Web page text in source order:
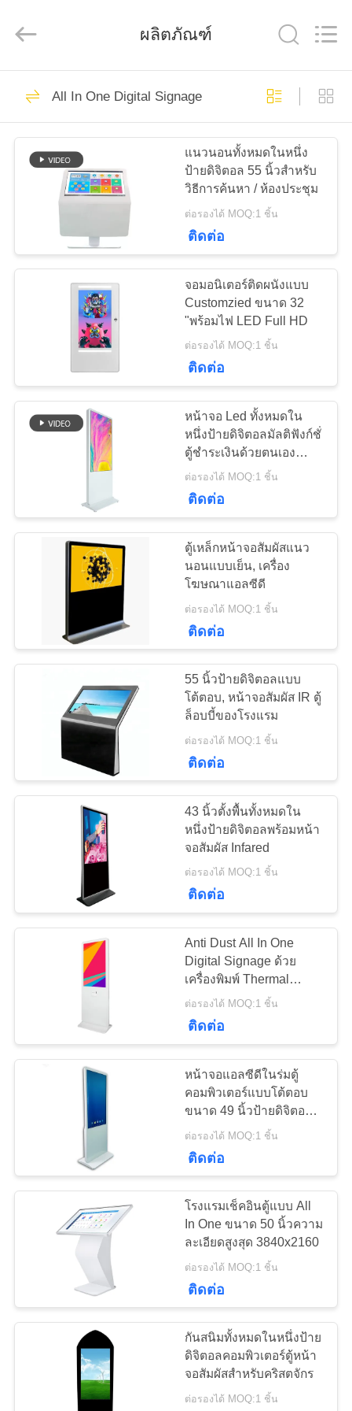
บ้าน
สินค้า
โรงงาน
ควบคุม
ติดต่อ
ราคา
PRIVACY
Display
Technology
Rights
All In One Digital
Signage
ป้ายดิจิตอลในร่ม
65
ป้ายดิจิตอลกลางแจ้ง
74
ป้ายดิจิตอลยืนฟรี
ป้ายดิจิตอลแบบติด
ผนัง
ตู้หน้าจอสัมผัส LCD
20
หน้าจอ LCD โปร่งใส
41
ผนังวิดีโอแอลซีดี
ผลิตภัณฑ์
All In One Digital Signage
แนวนอนทั้งหมดในหนึ่ง
ป้ายดิจิตอล 55 นิ้วสำหรับ
วิธีการค้นหา / ห้องประชุม
ต่อรองได้ MOQ:1 ชิ้น
ติดต่อ
จอมอนิเตอร์ติดผนังแบบ
Customzied ขนาด 32
"พร้อมไฟ LED Full HD
ต่อรองได้ MOQ:1 ชิ้น
ติดต่อ
หน้าจอ Led ทั้งหมดใน
หนึ่งป้ายดิจิตอลมัลติฟังก์ชั่
ตู้ชำระเงินด้วยตนเอง
บริการ
ต่อรองได้ MOQ:1 ชิ้น
ติดต่อ
ตู้เหล็กหน้าจอสัมผัสแนว
นอนแบบเย็น, เครื่อง
โฆษณาแอลซีดี
ต่อรองได้ MOQ:1 ชิ้น
ติดต่อ
55 นิ้วป้ายดิจิตอลแบบ
โต้ตอบ, หน้าจอสัมผัส IR ตู้
ล็อบบี้ของโรงแรม
ต่อรองได้ MOQ:1 ชิ้น
ติดต่อ
43 นิ้วตั้งพื้นทั้งหมดใน
หนึ่งป้ายดิจิตอลพร้อมหน้า
จอสัมผัส Infared
ต่อรองได้ MOQ:1 ชิ้น
ติดต่อ
Anti Dust All In One
Digital Signage ด้วย
เครื่องพิมพ์ Thermal
Totem 43 นิ้ว
ต่อรองได้ MOQ:1 ชิ้น
ติดต่อ
หน้าจอแอลซีดีในร่มตู้
คอมพิวเตอร์แบบโต้ตอบ
ขนาด 49 นิ้วป้ายดิจิตอล
แนวตั้ง
ต่อรองได้ MOQ:1 ชิ้น
ติดต่อ
โรงแรมเช็คอินตู้แบบ All
In One ขนาด 50 นิ้วความ
ละเอียดสูงสุด 3840x2160
ต่อรองได้ MOQ:1 ชิ้น
ติดต่อ
กันสนิมทั้งหมดในหนึ่งป้าย
ดิจิตอลคอมพิวเตอร์ตู้หน้า
จอสัมผัสสำหรับคริสตจักร
ต่อรองได้ MOQ:1 ชิ้น